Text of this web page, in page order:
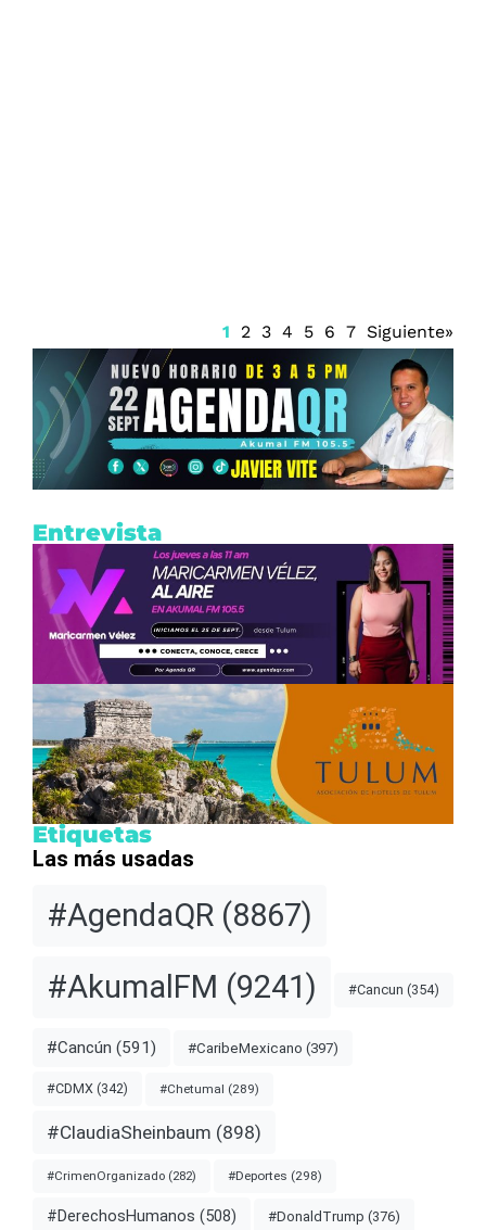
1 2 3 4 5 6 7 Siguiente»
Entrevista
Etiquetas
Las más usadas
#AgendaQR (8867)
#AkumalFM (9241) #Cancun (354)
#Cancún (591) #CaribeMexicano (397)
#CDMX (342) #Chetumal (289)
#ClaudiaSheinbaum (898)
#CrimenOrganizado (282) #Deportes (298)
#DerechosHumanos (508) #DonaldTrump (376)